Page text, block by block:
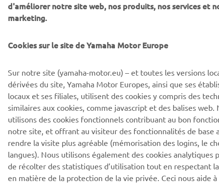
d'améliorer notre site web, nos produits, nos services et
marketing.
Cookies sur le site de Yamaha Motor Europe
Sur notre site (yamaha-motor.eu) – et toutes les versions
dérivées du site, Yamaha Motor Europes, ainsi que ses
locaux et ses filiales, utilisent des cookies y compris des
similaires aux cookies, comme javascript et des balises web.
utilisons des cookies fonctionnels contribuant au bon
notre site, et offrant au visiteur des fonctionnalités de base
rendre la visite plus agréable (mémorisation des logins, le
langues). Nous utilisons également des cookies analytiques
de récolter des statistiques d’utilisation tout en respectant
en matière de la protection de la vie privée. Ceci nous aide